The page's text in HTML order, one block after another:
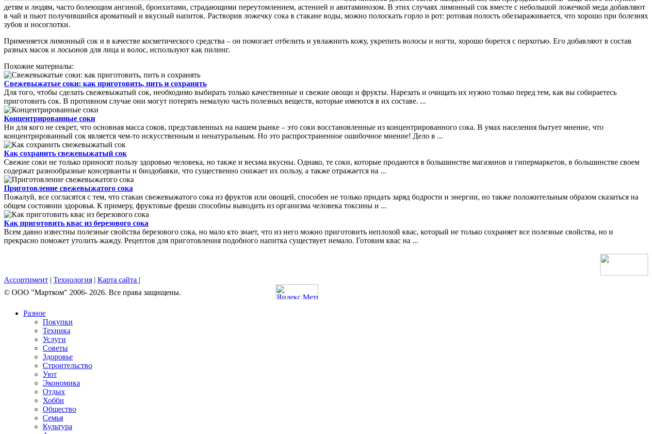
детям и людям, часто болеющим ангиной, бронхитами, страдающими переутомлением, астенией и авитаминозом. В этих случаях лимонный сок вместе с небольшой ложечкой меда добавляют
в чай и пьют получившийся ароматный и вкусный напиток. Растворив ложечку сока в стакане воды, можно полоскать горло и рот: ротовая полость обеззараживается, что хорошо при болезнях
зубов и носоглотки.
Применяется лимонный сок и в качестве косметического средства – он помогает отбелить и увлажнить кожу, укрепить волосы и ногти, хорошо борется с перхотью. Его добавляют в состав
разных масок и лосьонов для лица и волос, используют как пилинг.
Похожие материалы:
Свежевыжатые соки: как приготовить, пить и сохранять
Для того, чтобы сделать свежевыжатый сок, необходимо выбирать только качественные и свежие овощи и фрукты. Нарезать и очищать их нужно только перед тем, как вы собираетесь
приготовить сок. В противном случае они могут потерять немалую часть полезных веществ, которые имеются в их составе. ...
Концентрированные соки
Ни для кого не секрет, что основная масса соков, представленных на нашем рынке – это соки восстановленные из концентрированного сока. В умах населения бытует мнение, что
концентрированный сок является чем-то искусственным и ненатуральным. Но это распространенное ошибочное мнение! Дело в ...
Как сохранить свежевыжатый сок
Свежие соки не только приносят пользу здоровью человека, но также и весьма вкусны. Однако, те соки, которые продаются в большинстве магазинов и гипермаркетов, в большинстве своем
содержат разнообразные консерванты и биодобавки, что существенно снижает их пользу, а также отражается на ...
Приготовление свежевыжатого сока
Пожалуй, все согласятся с тем, что стакан свежевыжатого сока из фруктов или овощей, способен не только придать заряд бодрости и энергии, но также положительным образом сказаться на
общем состоянии здоровья. К примеру, фруктовые фреши способны выводить из организма человека токсины и ...
Как приготовить квас из березового сока
Всем давно известны полезные свойства березового сока, но мало кто знает, что из него можно приготовить неплохой квас, который не только сохраняет все полезные свойства, но и
прекрасно поможет утолить жажду. Рецептов для приготовления подобного напитка существует немало. Готовим квас на ...
Ассортимент | Технология | Карта сайта |
© OOO "Мартком" 2006- 2026. Все права защищены.
Разное
Покупки
Техника
Услуги
Советы
Здоровье
Строительство
Уют
Экономика
Отдых
Хобби
Общество
Семья
Культура